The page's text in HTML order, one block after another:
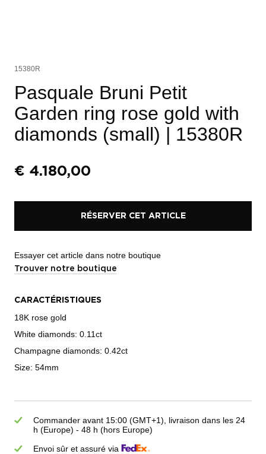
15380R
Pasquale Bruni Petit
Garden ring rose gold with
diamonds (small) | 15380R
€ 4.180,00
RÉSERVER CET ARTICLE
Essayer cet article dans notre boutique
Trouver notre boutique
CARACTÉRISTIQUES
18K rose gold
White diamonds: 0.11ct
Champagne diamonds: 0.42ct
Size: 54mm
Commander avant 15:00 (GMT+1), livraison dans les 24
h (Europe) - 48 h (hors Europe)
Envoi sûr et assuré via